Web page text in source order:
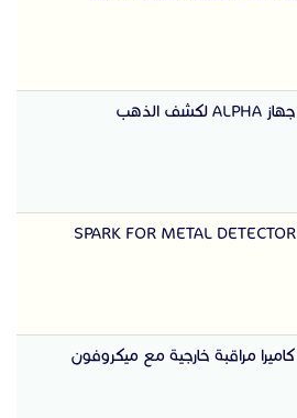
جهاز ALPHA لكشف الذهب
SPARK FOR METAL DETECTOR
كاميرا مراقبة خارجية مع ميكروفون